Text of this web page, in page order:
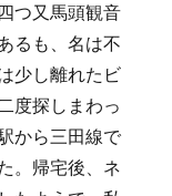
つ又馬頭観音
るも、名は不
少し離れたビ
度探しまわっ
から三田線で
。帰宅後、ネ